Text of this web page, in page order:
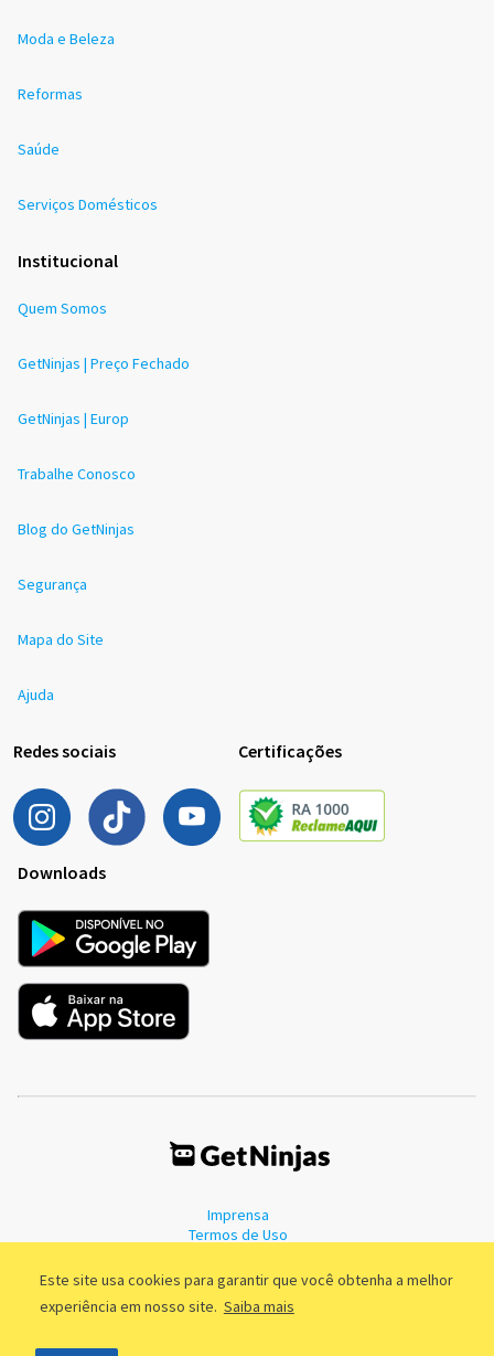
Este site usa cookies para garantir que você obtenha a melhor
experiência em nosso site. Saiba mais
Moda e Beleza
Reformas
Saúde
Serviços Domésticos
Institucional
Quem Somos
GetNinjas | Preço Fechado
GetNinjas | Europ
Trabalhe Conosco
Blog do GetNinjas
Segurança
Mapa do Site
Ajuda
Redes sociais Certificações
Downloads
Imprensa
Termos de Uso
©2011 - 2026, GetNinjas LTDA. CNPJ 55.744.877/0001-89 - Rua Dr.